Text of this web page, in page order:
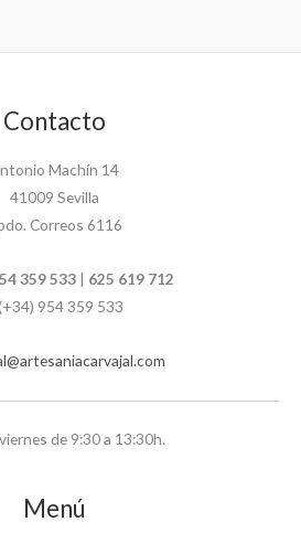
Contacto
Machín 14
41009 Sevilla
Correos 6116
359 533 | 625 619 712
954 359 533
de 9:30 a 13:30h.
Menú